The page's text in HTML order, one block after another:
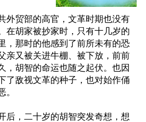
外贸部的高官，文革时期也没有
在胡家被抄家时，只有十几岁的
，那时的他感到了前所未有的恐
亲又被关进牛棚、被下放，前前
，胡智的命运也随之起伏。也因
了敌视文革的种子，也对始作俑
。
后，二十岁的胡智突发奇想，想